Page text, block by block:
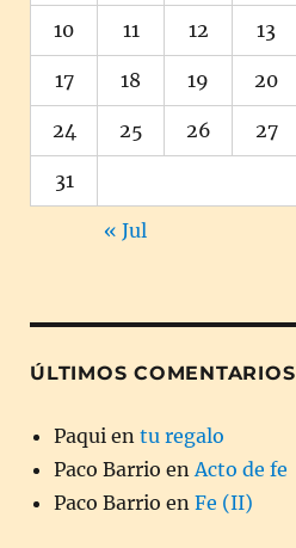
10 11 12 13
17 18 19 20
24 25 26 27
31
« Jul
ÚLTIMOS COMENTARIOS
Paqui en tu regalo
Paco Barrio en Acto de fe
Paco Barrio en Fe (II)